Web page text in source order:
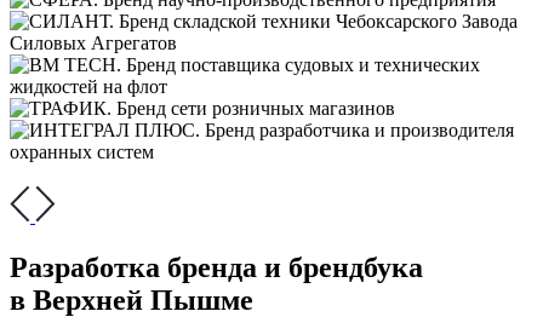
Разработка бренда и брендбука
в Верхней Пышме